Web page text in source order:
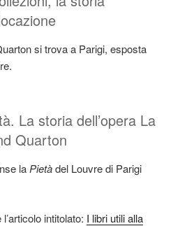
si trova a Parigi, esposta
La storia dell’opera La
Quarton
laPietàdel Louvre di Parigi
intitolato: I libri utili alla